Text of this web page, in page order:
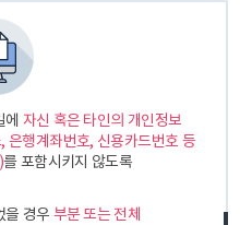
자신 혹은 타인의 개인정보
은행계좌번호, 신용카드번호 등
를 포함시키지 않도록
을 경우 부분 또는 전체